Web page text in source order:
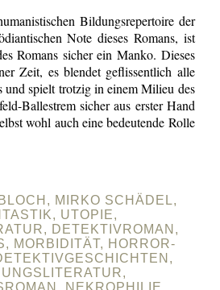
Bildungsrepertoire der
Note dieses Romans, ist
Romans sicher ein Manko. Dieses
Zeit, es blendet geflissentlich alle
und spielt trotzig in einem Milieu des
Ballestrem sicher aus erster Hand
wohl auch eine bedeutende Rolle
MIRKO SCHÄDEL,
UTOPIE,
DETEKTIVROMAN,
MORBIDITÄT, HORROR-
NEKROPHILIE,